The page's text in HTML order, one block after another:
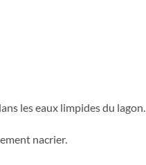
les eaux limpides du lagon.
nacrier.